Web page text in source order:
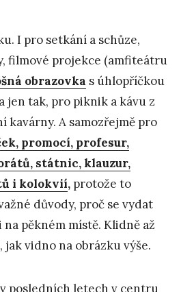
I pro setkání a schůze,
filmové projekce (amfiteátru
obrazovka s úhlopříčkou
jen tak, pro piknik a kávu z
A samozřejmě pro
promocí, profesur,
státnic, klauzur,
i kolokvií, protože to
důvody, proč se vydat
pěkném místě. Klidně až
vidno na obrázku výše.
posledních letech v centru